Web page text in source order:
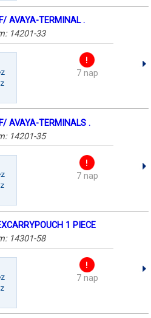
AVAYA-TERMINAL .
14201-33
7 nap
AVAYA-TERMINALS .
14201-35
7 nap
1 PIECE
14301-58
7 nap